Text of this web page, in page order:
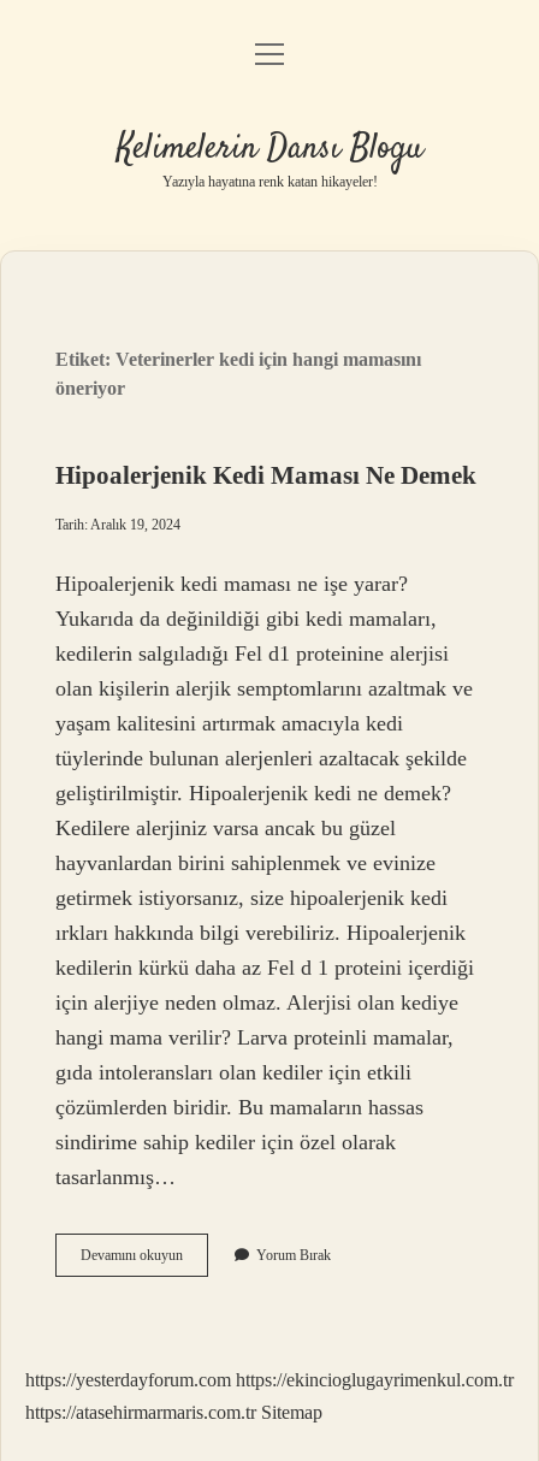
Anasayfa
Yasal Uyarı
menüyü
Kelimelerin Dansı Blogu
Yazıyla hayatına renk katan hikayeler!
Etiket:Veterinerler kedi için hangi mamasını
öneriyor
Hipoalerjenik Kedi Maması Ne Demek
Tarih: Aralık 19, 2024
Hipoalerjenik kedi maması ne işe yarar?
Yukarıda da değinildiği gibi kedi mamaları,
kedilerin salgıladığı Fel d1 proteinine alerjisi
olan kişilerin alerjik semptomlarını azaltmak ve
yaşam kalitesini artırmak amacıyla kedi
tüylerinde bulunan alerjenleri azaltacak şekilde
geliştirilmiştir. Hipoalerjenik kedi ne demek?
Kedilere alerjiniz varsa ancak bu güzel
hayvanlardan birini sahiplenmek ve evinize
getirmek istiyorsanız, size hipoalerjenik kedi
ırkları hakkında bilgi verebiliriz. Hipoalerjenik
kedilerin kürkü daha az Fel d 1 proteini içerdiği
için alerjiye neden olmaz. Alerjisi olan kediye
hangi mama verilir? Larva proteinli mamalar,
gıda intoleransları olan kediler için etkili
çözümlerden biridir. Bu mamaların hassas
sindirime sahip kediler için özel olarak
tasarlanmış…
Devamını okuyunHipoalerjenik
Kedi
Yorum Bırak
https://yesterdayforum.com https://ekincioglugayrimenkul.com.tr
https://atasehirmarmaris.com.tr Sitemap